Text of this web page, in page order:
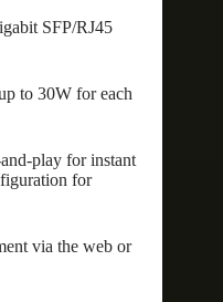
SFP/RJ45
to 30W for each
play for instant
for
via the web or